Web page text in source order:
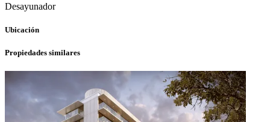
Desayunador
Ubicación
Propiedades similares